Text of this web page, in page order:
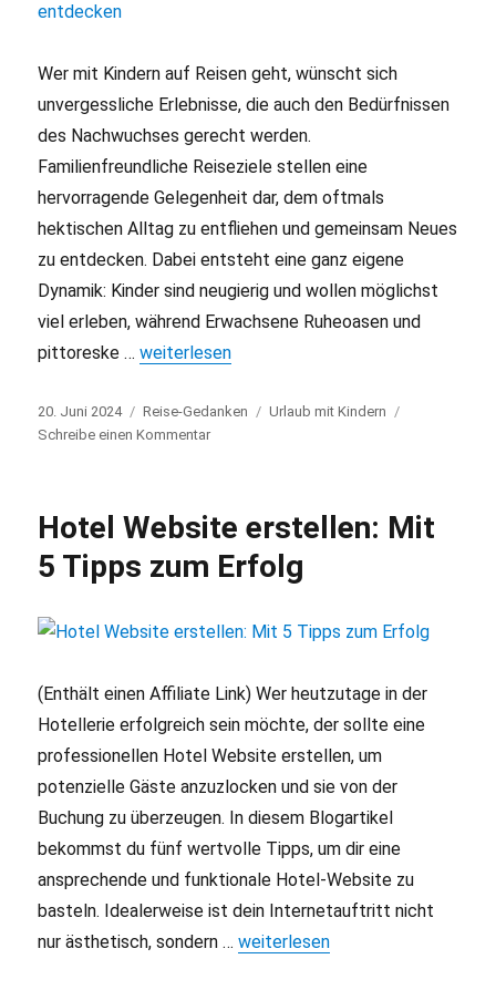
Wer mit Kindern auf Reisen geht, wünscht sich
unvergessliche Erlebnisse, die auch den Bedürfnissen
des Nachwuchses gerecht werden.
Familienfreundliche Reiseziele stellen eine
hervorragende Gelegenheit dar, dem oftmals
hektischen Alltag zu entfliehen und gemeinsam Neues
zu entdecken. Dabei entsteht eine ganz eigene
Dynamik: Kinder sind neugierig und wollen möglichst
viel erleben, während Erwachsene Ruheoasen und
pittoreske …„Familienfreundliche Reiseziele: Gemeinsam
weiterlesen
Veröffentlicht
am
20. Juni 2024 Kategorien
Reise-Gedanken Schlagwörter
Urlaub mit Kindern
Schreibe einen Kommentar
die
entdecken
Hotel Website erstellen: Mit
5 Tipps zum Erfolg
(Enthält einen Affiliate Link) Wer heutzutage in der
Hotellerie erfolgreich sein möchte, der sollte eine
professionellen Hotel Website erstellen, um
potenzielle Gäste anzuzlocken und sie von der
Buchung zu überzeugen. In diesem Blogartikel
bekommst du fünf wertvolle Tipps, um dir eine
ansprechende und funktionale Hotel-Website zu
basteln. Idealerweise ist dein Internetauftritt nicht
nur ästhetisch, sondern …„Hotel Website erstellen: Mit 5
weiterlesen